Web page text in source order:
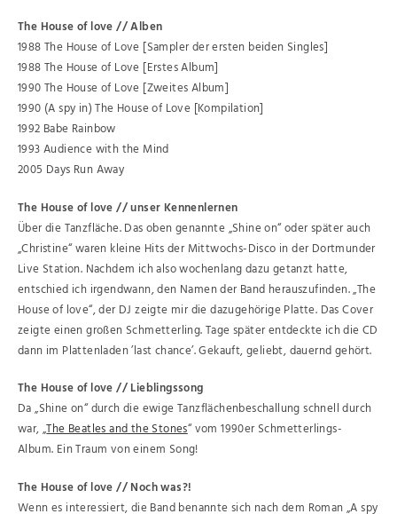
The House of love // Alben
1988 The House of Love [Sampler der ersten beiden Singles]
1988 The House of Love [Erstes Album]
1990 The House of Love [Zweites Album]
1990 (A spy in) The House of Love [Kompilation]
1992 Babe Rainbow
1993 Audience with the Mind
2005 Days Run Away
The House of love// unser Kennenlernen
Über die Tanzfläche. Das oben genannte „Shine on“ oder später auch
„Christine“ waren kleine Hits der Mittwochs-Disco in der Dortmunder
Live Station. Nachdem ich also wochenlang dazu getanzt hatte,
entschied ich irgendwann, den Namen der Band herauszufinden. „The
House of love“, der DJ zeigte mir die dazugehörige Platte. Das Cover
zeigte einen großen Schmetterling. Tage später entdeckte ich die CD
dann im Plattenladen ’last chance’. Gekauft, geliebt, dauernd gehört.
The House of love// Lieblingssong
Da „Shine on“ durch die ewige Tanzflächenbeschallung schnell durch
war, „The Beatles and the Stones“ vom 1990er Schmetterlings-
Album. Ein Traum von einem Song!
The House of love// Noch was?!
Wenn es interessiert, die Band benannte sich nach dem Roman „A spy